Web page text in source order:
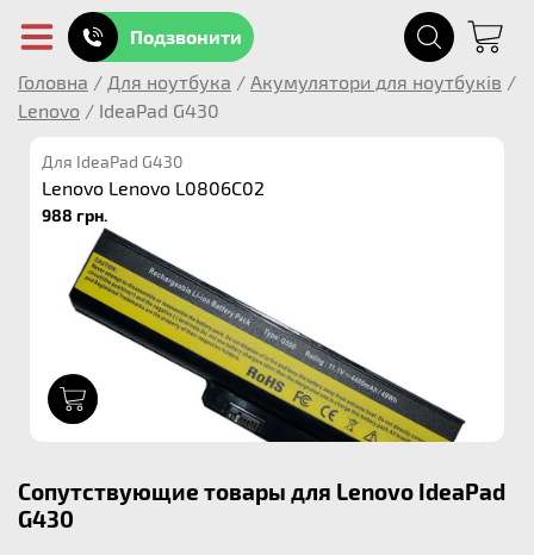
Подзвонити
Головна / Для ноутбука / Акумулятори для ноутбуків /
Lenovo / IdeaPad G430
Для IdeaPad G430
Lenovo Lenovo L0806C02
988 грн.
Сопутствующие товары для Lenovo IdeaPad
G430